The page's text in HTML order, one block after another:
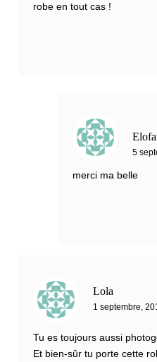
robe en tout cas !
5
merci ma belle
Lola
1 septembre,
Tu es toujours aussi
Et bien-sûr tu porte cette